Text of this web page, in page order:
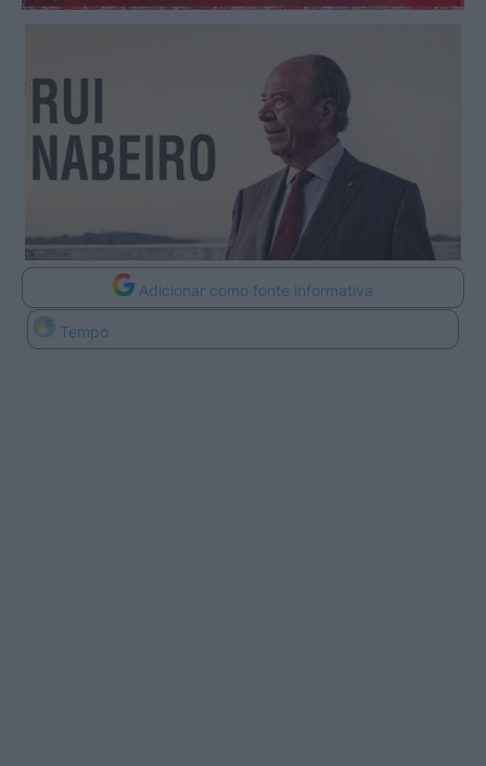
Adicionar como fonte informativa
Tempo